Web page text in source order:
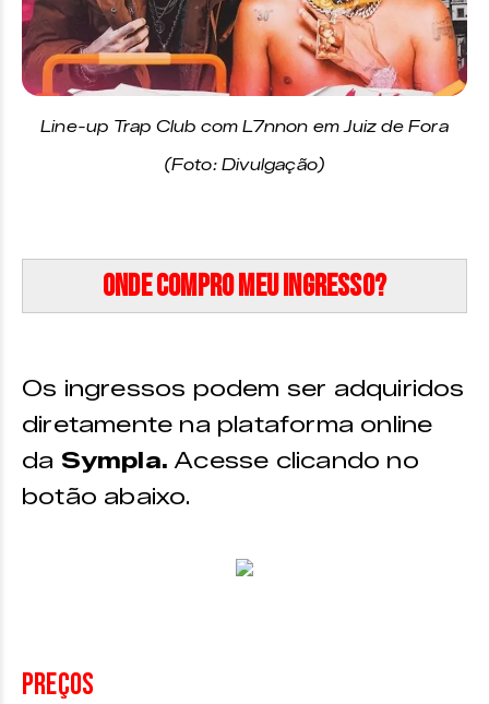
Line-up Trap Club com L7nnon em Juiz de Fora
(Foto: Divulgação)
Onde compro meu ingresso?
Os ingressos podem ser adquiridos
diretamente na plataforma online
da Sympla.Acesse clicando no
botão abaixo.
Preços